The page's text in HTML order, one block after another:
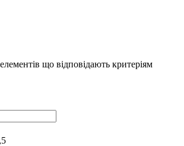
що відповідають критеріям